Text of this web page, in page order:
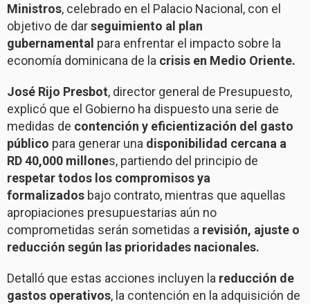
Ministros, celebrado en el Palacio Nacional, con el
objetivo de darseguimiento al plan
gubernamental para enfrentar el impacto sobre la
economía dominicana de la crisis en Medio Oriente.
José Rijo Presbot, director general de Presupuesto,
explicó que el Gobierno ha dispuesto una serie de
medidas de contención y eficientización del gasto
público para generar una disponibilidad cercana a
RD 40,000 millones, partiendo del principio de
respetar todos los compromisos ya
formalizados bajo contrato, mientras que aquellas
apropiaciones presupuestarias aún no
comprometidas serán sometidas a revisión, ajuste o
reducción según las prioridades nacionales.
Detalló que estas acciones incluyen la reducción de
gastos operativos, la contención en la adquisición de